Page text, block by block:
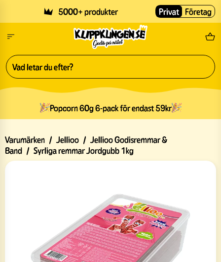
5000+ produkter Fri
Privat Företag
Popcorn 60g 6-pack för endast 59kr
Varumärken / Jellioo / Jellioo Godisremmar &
Band / Syrliga remmar Jordgubb 1kg